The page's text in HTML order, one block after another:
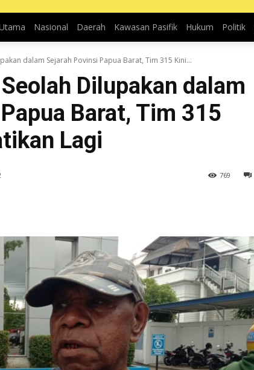
Nasional Daerah Kawasan Pasifik Hukum Politik
dalam Sejarah Povinsi Papua Barat, Tim 315 Kini...
Dilupakan dalam
Barat, Tim 315
Lagi
769